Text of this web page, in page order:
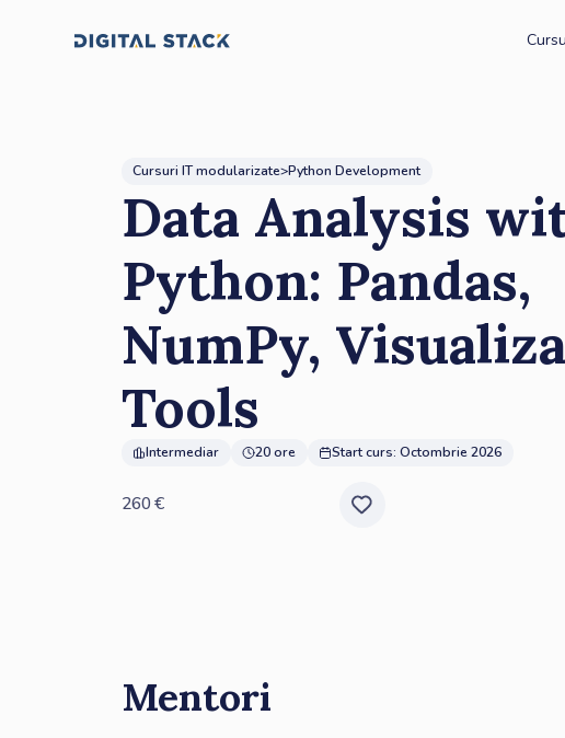
Cursuri IT modularizate>Python Development
Data Analysis
Python: Pandas,
NumPy,
Tools
Intermediar 20 ore Start curs: Octombrie 2026
260 €
Mentori